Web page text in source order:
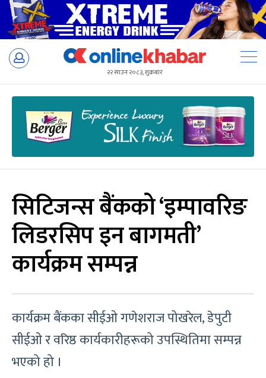
Skip
२२ साउन २०८३, शुक्रबार
सिटिजन्स बैंकको ‘इम्पावरिङ
लिडरसिप इन बागमती’
कार्यक्रम सम्पन्न
कार्यक्रम बैंकका सीईओ गणेशराज पोखरेल, डेपुटी
सीईओ र वरिष्ठ कार्यकारीहरूको उपस्थितिमा सम्पन्न
भएको हो ।